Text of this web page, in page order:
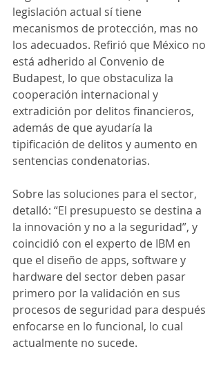
legislación actual sí tiene
mecanismos de protección, mas no
los adecuados. Refirió que México no
está adherido al Convenio de
Budapest, lo que obstaculiza la
cooperación internacional y
extradición por delitos financieros,
además de que ayudaría la
tipificación de delitos y aumento en
sentencias condenatorias.
Sobre las soluciones para el sector,
detalló: “El presupuesto se destina a
la innovación y no a la seguridad”, y
coincidió con el experto de IBM en
que el diseño de apps, software y
hardware del sector deben pasar
primero por la validación en sus
procesos de seguridad para después
enfocarse en lo funcional, lo cual
actualmente no sucede.